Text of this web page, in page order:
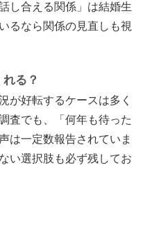
し合える関係」は結婚生
るなら関係の見直しも視
る？
が好転するケースは多く
査でも、「何年も待った
は一定数報告されていま
い選択肢も必ず残してお